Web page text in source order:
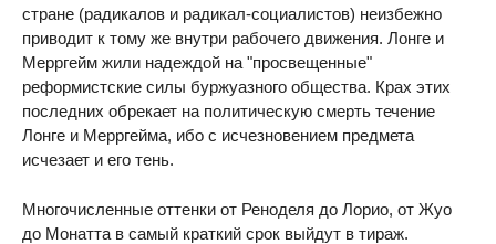
стране (радикалов и радикал-социалистов) неизбежно
приводит к тому же внутри рабочего движения. Лонге и
Мерргейм жили надеждой на "просвещенные"
реформистские силы буржуазного общества. Крах этих
последних обрекает на политическую смерть течение
Лонге и Мерргейма, ибо с исчезновением предмета
исчезает и его тень.
Многочисленные оттенки от Реноделя до Лорио, от Жуо
до Монатта в самый краткий срок выйдут в тираж.